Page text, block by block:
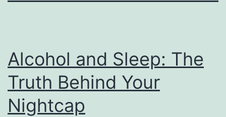
Alcohol and Sleep: The
Truth Behind Your
Nightcap